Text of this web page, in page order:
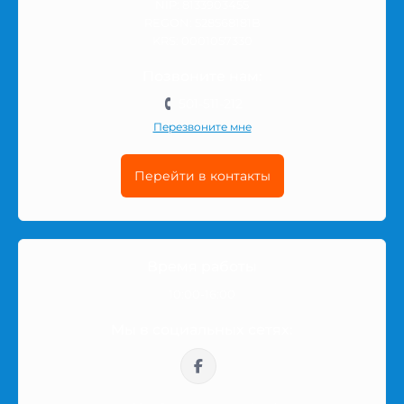
категории. Каждая позиция имеет описание,
характеристики и информацию, которая помогает
Перед покупкой стоит обратить внимание на
назначение товара, состав, размер, количество в
упаковке и другие детали, которые могут влиять на
Заказ по Польше
Перезвоните мне
Перейти в контакты